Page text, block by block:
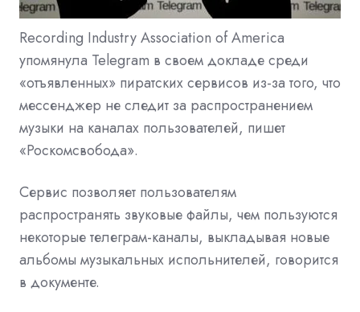
Recording Industry Association of America
упомянула Telegram в своем докладе среди
«отъявленных» пиратских сервисов из-за того, что
мессенджер не следит за распространением
музыки на каналах пользователей, пишет
«Роскомсвобода».
Сервис позволяет пользователям
распространять звуковые файлы, чем пользуются
некоторые телеграм-каналы, выкладывая новые
альбомы музыкальных испольнителей, говорится
в документе.